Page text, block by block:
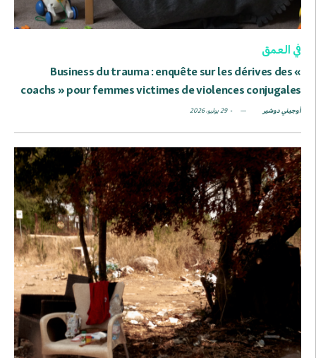
في العمق
Business du trauma : enquête sur les dérives des «
coachs » pour femmes victimes de violences conjugales
أوجيني دوشير 29 يوليو، 2026